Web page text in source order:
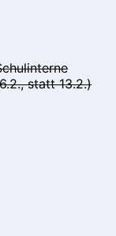
statt 13.2.)